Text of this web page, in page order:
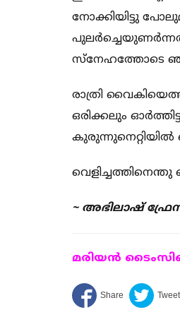
നോക്കിയിട്ടു
സ്‌നേഹത്തോടെ
രാത്രി
ഒരിക്കലും
വെളിച്ചത്തിനെന്തു
~ അഭിലാഷ്
മരിയന്‍